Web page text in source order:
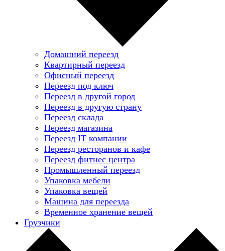
Домашний переезд
Квартирный переезд
Офисный переезд
Переезд под ключ
Переезд в другой город
Переезд в другую страну
Переезд склада
Переезд магазина
Переезд IT компании
Переезд ресторанов и кафе
Переезд фитнес центра
Промышленный переезд
Упаковка мебели
Упаковка вещей
Машина для переезда
Временное хранение вещей
Грузчики